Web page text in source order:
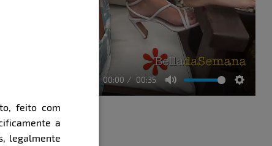
00:00 00:35
Mute
feito com
a
legalmente